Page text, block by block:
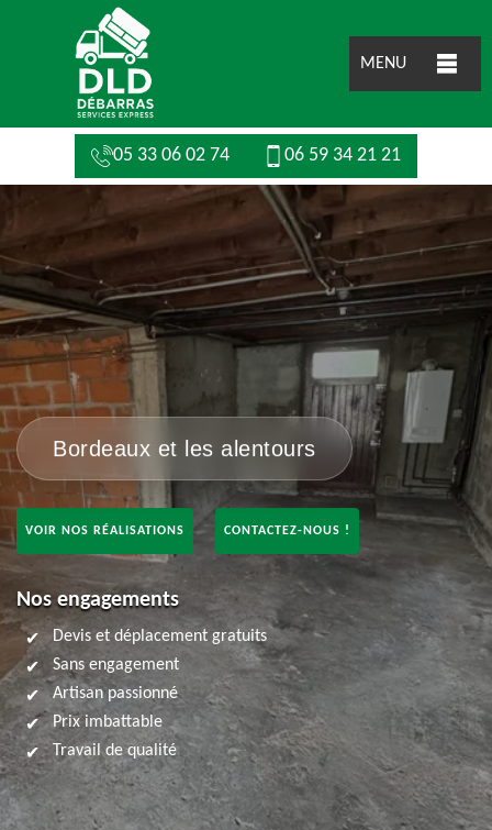
MENU
05 33 06 02 74 06 59 34 21 21
Bordeaux et les alentours
VOIR NOS RÉALISATIONS CONTACTEZ-NOUS !
Nos engagements
Devis et déplacement gratuits
Sans engagement
Artisan passionné
Prix imbattable
Travail de qualité